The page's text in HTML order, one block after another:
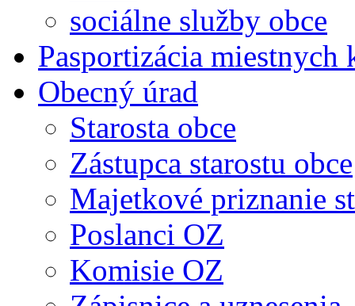
sociálne služby obce
Pasportizácia
Obecný úrad
Starosta obce
Zástupca starostu obce
Majetkové priznanie
Poslanci OZ
Komisie OZ